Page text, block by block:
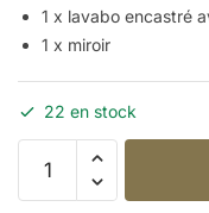
1 x lavabo encastré
1 x miroir
22 en stock